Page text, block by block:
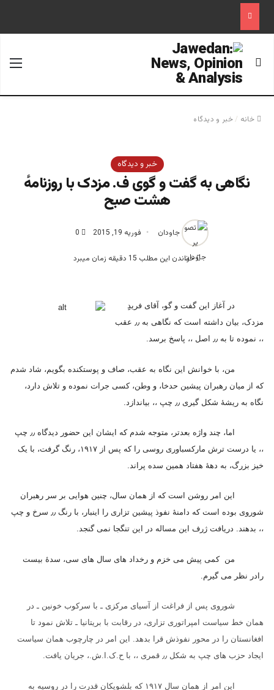
جستجو برای
خانه /خبر و دیدگاه
خبر و دیدگاه
نگاهی به گفت و گوی ف. مزدک با روزنامهٔ
هشت صبح
جاودان فوریه 19, 2015 0
خواندن این مطلب 15 دقیقه زمان میبرد
در آغاز این گفت و گو، آقای فریدِِ
مزدک، بیان داشته است که نگاهی به ٫٫ عقب
،، نموده تا به ٫٫ اصل ،، پاسخ برسد.
من، با خوانش این نگاه به عقب، صاف و پوستکنده بگویم، شاد شدم
که از میان رهبران پیشین حدخا، و وطن، کسی جرات نموده و تلاش دارد،
نگاه به ریشهٔ شکل گیری ٫٫ چپ ،، بیاندازد.
اما، چند واژه بعدتر، متوجه شدم که ایشان این حضور دیدگاه ٫٫ چپ
،، یا درست ترش مارکسباوری روسی را که پس از ۱۹۱۷ ، رنگ گرفت، با یک
خیز بزرگ، به دههٔ هفتاد همین سده پراند.
این امر روشن است که از همان سال، چنین هوایی بر سر رهبران
شوروی بوده است که دامنهٔ نفوذ پیشین تزاری را اینبار، با رنگ ٫٫ سرخ و چپ
،، بدهند. دریافت ژرف این مساله در این تنگجا نمی گنجد.
من کمی پیش می خزم و رخداد های سال های سی، سدهٔ بیست
رادر نظر می گیرم.
شوروی پس از فراغت از آسیای مرکزی ـ با سرکوب خونین ـ در
همان خط سیاست امپراتوری تزاری، در رقابت با بریتانیا ـ تلاش نمود تا
افغانستان را در محور نفوذش قرا بدهد. این امر در چارچوب همان سیاست
ایجاد حزب های چپ به شکل ٫٫ قمری ،، با ح.ک.ا.ش.، جریان یافت.
این امر از همان سال ۱۹۱۷ که بلشویکان قدرت را در روسیه به